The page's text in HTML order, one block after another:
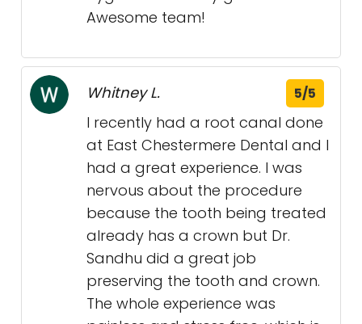
Awesome team!
Whitney L. 5/5
I recently had a root canal done
at East Chestermere Dental and I
had a great experience. I was
nervous about the procedure
because the tooth being treated
already has a crown but Dr.
Sandhu did a great job
preserving the tooth and crown.
The whole experience was